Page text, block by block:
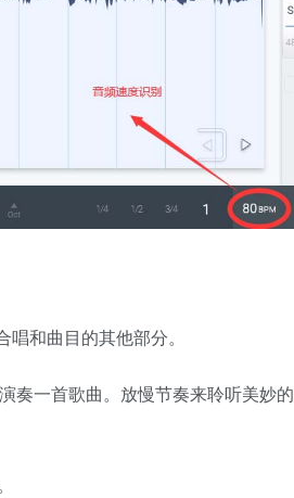
和曲目的其他部分。
奏一首歌曲。放慢节奏来聆听美妙的